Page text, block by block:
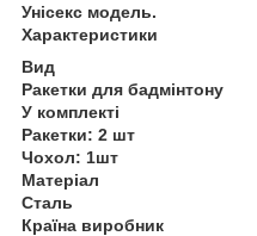
Унісекс модель.
Характеристики
Вид
Ракетки для бадмінтону
У комплекті
Ракетки: 2 шт
Чохол: 1шт
Матеріал
Сталь
Країна виробник